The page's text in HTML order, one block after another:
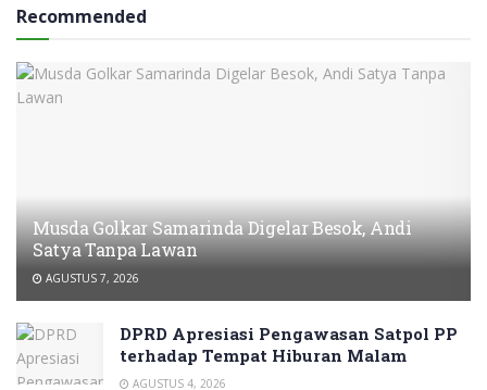
Recommended
Musda Golkar Samarinda Digelar Besok, Andi
Satya Tanpa Lawan
AGUSTUS 7, 2026
DPRD Apresiasi Pengawasan Satpol PP
terhadap Tempat Hiburan Malam
AGUSTUS 4, 2026